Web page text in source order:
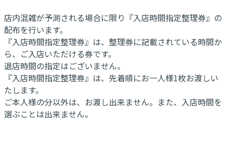
店内混雑が予測される場合に限り『入店時間指定整理券』の
配布を行います。
『入店時間指定整理券』は、整理券に記載されている時間か
ら、ご入店いただける券です。
退店時間の指定はございません。
『入店時間指定整理券』は、先着順にお一人様1枚お渡しい
たします。
ご本人様の分以外は、お渡し出来ません。また、入店時間を
選ぶことは出来ません。